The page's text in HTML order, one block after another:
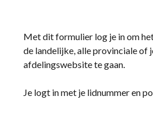
Met dit formulier log je in om
de landelijke, alle provinciale of
afdelingswebsite te gaan.
Je logt in met je lidnummer en